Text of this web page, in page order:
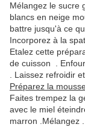
Mélangez le sucre
blancs en neige
battre jusqu'à ce
Incorporez à la
Etalez cette
de cuisson .
. Laissez refroidir
Préparez la mousse
Faites trempez la
avec le miel
marron .Mélangez